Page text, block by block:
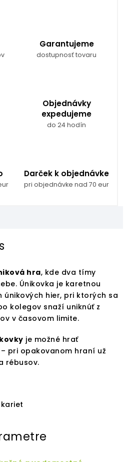
Garantujeme
dostupnosť tovaru
Objednávky
expedujeme
do 24 hodín
Darček k objednávke
pri objednávke nad 70 eur
hra, kde dva tímy
Únikovka je karetnou
hier, pri ktorých sa
kolegov snaží uniknúť z
v časovom limite.
je možné hrať
pri opakovanom hraní už
rébusov.